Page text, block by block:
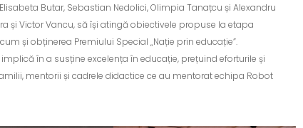
Butar, Sebastian Nedolici, Olimpia Tanațcu și Alexandru
și Victor Vancu, să își atingă obiectivele propuse la etapa
și obținerea Premiului Special „Nație prin educație”.
în a susține excelența în educație, prețuind eforturile și
mentorii și cadrele didactice ce au mentorat echipa Robot